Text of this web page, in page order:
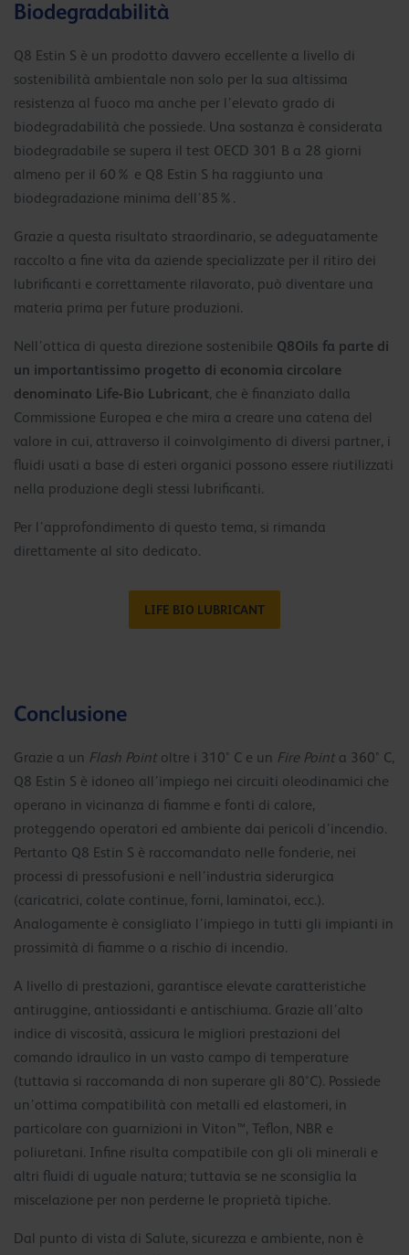
Biodegradabilità
Q8 Estin S è un prodotto davvero eccellente a livello di
sostenibilità ambientale non solo per la sua altissima
resistenza al fuoco ma anche per l’elevato grado di
biodegradabilità che possiede. Una sostanza è considerata
biodegradabile se supera il test OECD 301 B a 28 giorni
almeno per il 60% e Q8 Estin S ha raggiunto una
biodegradazione minima dell’85%.
Grazie a questa risultato straordinario, se adeguatamente
raccolto a fine vita da aziende specializzate per il ritiro dei
lubrificanti e correttamente rilavorato, può diventare una
materia prima per future produzioni.
Nell’ottica di questa direzione sostenibile Q8Oils fa parte di
un importantissimo progetto di economia circolare
denominato Life-Bio Lubricant, che è finanziato dalla
Commissione Europea e che mira a creare una catena del
valore in cui, attraverso il coinvolgimento di diversi partner, i
fluidi usati a base di esteri organici possono essere riutilizzati
nella produzione degli stessi lubrificanti.
Per l’approfondimento di questo tema, si rimanda
direttamente al sito dedicato.
LIFE BIO LUBRICANT
Conclusione
Grazie a un Flash Point oltre i 310° C e un Fire Point a 360° C,
Q8 Estin S è idoneo all’impiego nei circuiti oleodinamici che
operano in vicinanza di fiamme e fonti di calore,
proteggendo operatori ed ambiente dai pericoli d’incendio.
Pertanto Q8 Estin S è raccomandato nelle fonderie, nei
processi di pressofusioni e nell’industria siderurgica
(caricatrici, colate continue, forni, laminatoi, ecc.).
Analogamente è consigliato l’impiego in tutti gli impianti in
prossimità di fiamme o a rischio di incendio.
A livello di prestazioni, garantisce elevate caratteristiche
antiruggine, antiossidanti e antischiuma. Grazie all’alto
indice di viscosità, assicura le migliori prestazioni del
comando idraulico in un vasto campo di temperature
(tuttavia si raccomanda di non superare gli 80°C). Possiede
un’ottima compatibilità con metalli ed elastomeri, in
particolare con guarnizioni in Viton™, Teflon, NBR e
poliuretani. Infine risulta compatibile con gli oli minerali e
altri fluidi di uguale natura; tuttavia se ne sconsiglia la
miscelazione per non perderne le proprietà tipiche.
Dal punto di vista di Salute, sicurezza e ambiente, non è